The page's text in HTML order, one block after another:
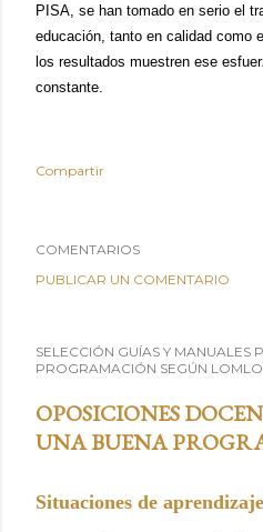
PISA, se han tomado en serio el
educación, tanto en calidad como
los resultados muestren ese
constante.
Compartir
COMENTARIOS
PUBLICAR UN COMENTARIO
SELECCIÓN GUÍAS Y MANUALES
PROGRAMACIÓN SEGÚN
OPOSICIONES
UNA BUENA
Situaciones de